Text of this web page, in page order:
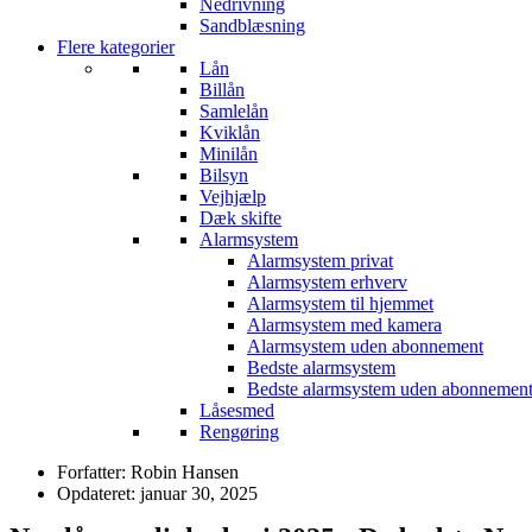
Nedrivning
Sandblæsning
Flere kategorier
Lån
Billån
Samlelån
Kviklån
Minilån
Bilsyn
Vejhjælp
Dæk skifte
Alarmsystem
Alarmsystem privat
Alarmsystem erhverv
Alarmsystem til hjemmet
Alarmsystem med kamera
Alarmsystem uden abonnement
Bedste alarmsystem
Bedste alarmsystem uden abonnement
Låsesmed
Rengøring
Forfatter: Robin Hansen
Opdateret: januar 30, 2025